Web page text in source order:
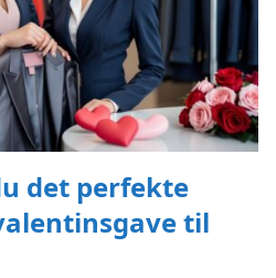
det perfekte
til